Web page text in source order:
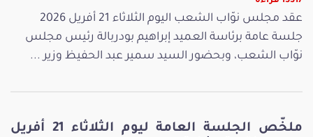
عقد مجلس نوّاب الشعب اليوم الثلاثاء 21 أفريل 2026
جلسة عامة برئاسة العميد إبراهيم بودربالة رئيس مجلس
نوّاب الشعب، وبحضور السيد سمير عبد الحفيظ وزير ...
ملخّص الجلسة العامة ليوم الثلاثاء 21 أفريل